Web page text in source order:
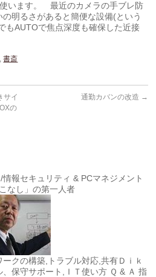
います。 最近のカメラの手ブレ防
明るさがあると簡便な設備(という
もAUTOで焦点深度も確保した近接
,書斎
サイ
の
通勤カバンの改造 →
報セキュリティ & PCマネジメント
なし」の第一人者
クの構築,トラブル対応,共有Ｄｉｋ
保守サポート,ＩＴ使い方 Ｑ & Ａ 指